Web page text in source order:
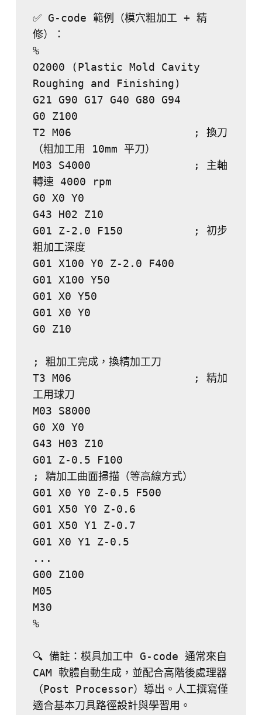
✅ G-code 範例（模穴粗加工 + 精
修）：
%
O2000 (Plastic Mold Cavity
Roughing and Finishing)
G21 G90 G17 G40 G80 G94
G0 Z100
T2 M06                   ; 換刀
（粗加工用 10mm 平刀）
M03 S4000                ; 主軸
轉速 4000 rpm
G0 X0 Y0
G43 H02 Z10
G01 Z-2.0 F150           ; 初步
粗加工深度
G01 X100 Y0 Z-2.0 F400
G01 X100 Y50
G01 X0 Y50
G01 X0 Y0
G0 Z10
; 粗加工完成，換精加工刀
T3 M06                   ; 精加
工用球刀
M03 S8000
G0 X0 Y0
G43 H03 Z10
G01 Z-0.5 F100
; 精加工曲面掃描（等高線方式）
G01 X0 Y0 Z-0.5 F500
G01 X50 Y0 Z-0.6
G01 X50 Y1 Z-0.7
G01 X0 Y1 Z-0.5
...
G00 Z100
M05
M30
%
🔍 備註：模具加工中 G-code 通常來自
CAM 軟體自動生成，並配合高階後處理器
（Post Processor）導出。人工撰寫僅
適合基本刀具路徑設計與學習用。